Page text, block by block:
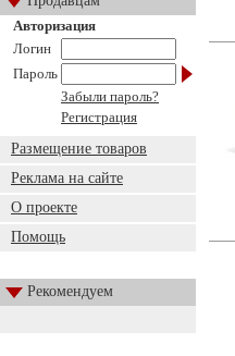
Авторизация
Логин
Пароль
Забыли пароль?
Регистрация
Размещение товаров
Реклама на сайте
О проекте
Помощь
Рекомендуем